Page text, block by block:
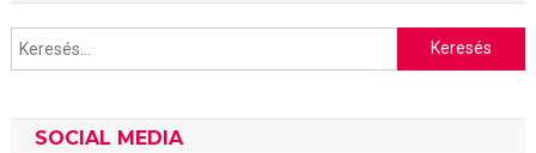
Keresés:
SOCIAL MEDIA